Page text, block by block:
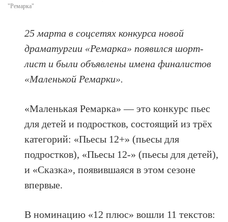
"Ремарка"
25 марта в соцсетях конкурса новой
драматургии «Ремарка» появился шорт-
лист и были объявлены имена финалистов
«Маленькой Ремарки».
«Маленькая Ремарка» — это конкурс пьес
для детей и подростков, состоящий из трёх
категорий: «Пьесы 12+» (пьесы для
подростков), «Пьесы 12-» (пьесы для детей),
и «Сказка», появившаяся в этом сезоне
впервые.
В номинацию «12 плюс» вошли 11 текстов: